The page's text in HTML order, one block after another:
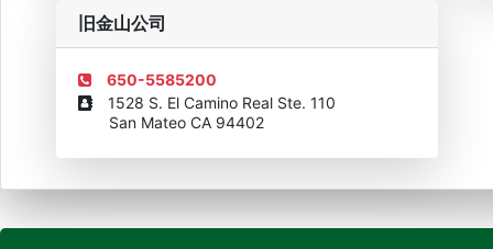
旧金山公司
650-5585200
1528 S. El Camino Real Ste. 110
San Mateo CA 94402